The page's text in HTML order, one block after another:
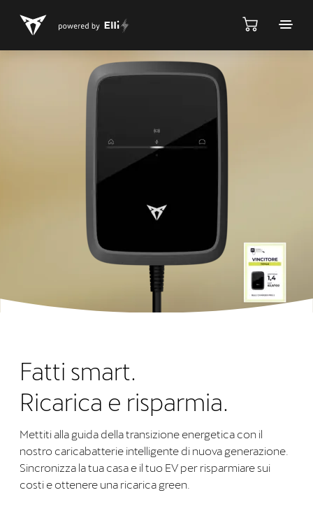
Fatti smart.
Ricarica e risparmia.
Mettiti alla guida della transizione energetica con il
nostro caricabatterie intelligente di nuova generazione.
Sincronizza la tua casa e il tuo EV per risparmiare sui
costi e ottenere una ricarica green.